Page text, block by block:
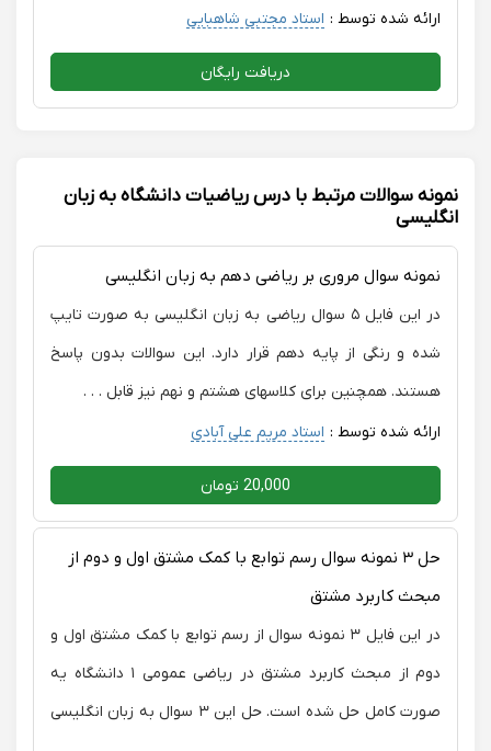
ارائه شده توسط : استاد مجتبی شاهبایی
دریافت رایگان
نمونه سوالات مرتبط با درس ریاضیات دانشگاه به زبان
انگلیسی
نمونه سوال مروری بر ریاضی دهم به زبان انگلیسی
در این فایل ۵ سوال ریاضی به زبان انگلیسی به صورت تایپ
شده و رنگی از پایه دهم قرار دارد. این سوالات بدون پاسخ
هستند. همچنین برای کلاسهای هشتم و نهم نیز قابل . . .
ارائه شده توسط : استاد مریم علی آبادی
20,000 تومان
حل ۳ نمونه سوال رسم توابع با کمک مشتق اول و دوم از
مبحث کاربرد مشتق
در این فایل ۳ نمونه سوال از رسم توابع با کمک مشتق اول و
دوم از مبحث کاربرد مشتق در ریاضی عمومی ۱ دانشگاه یه
صورت کامل حل شده است. حل این ۳ سوال به زبان انگلیسی